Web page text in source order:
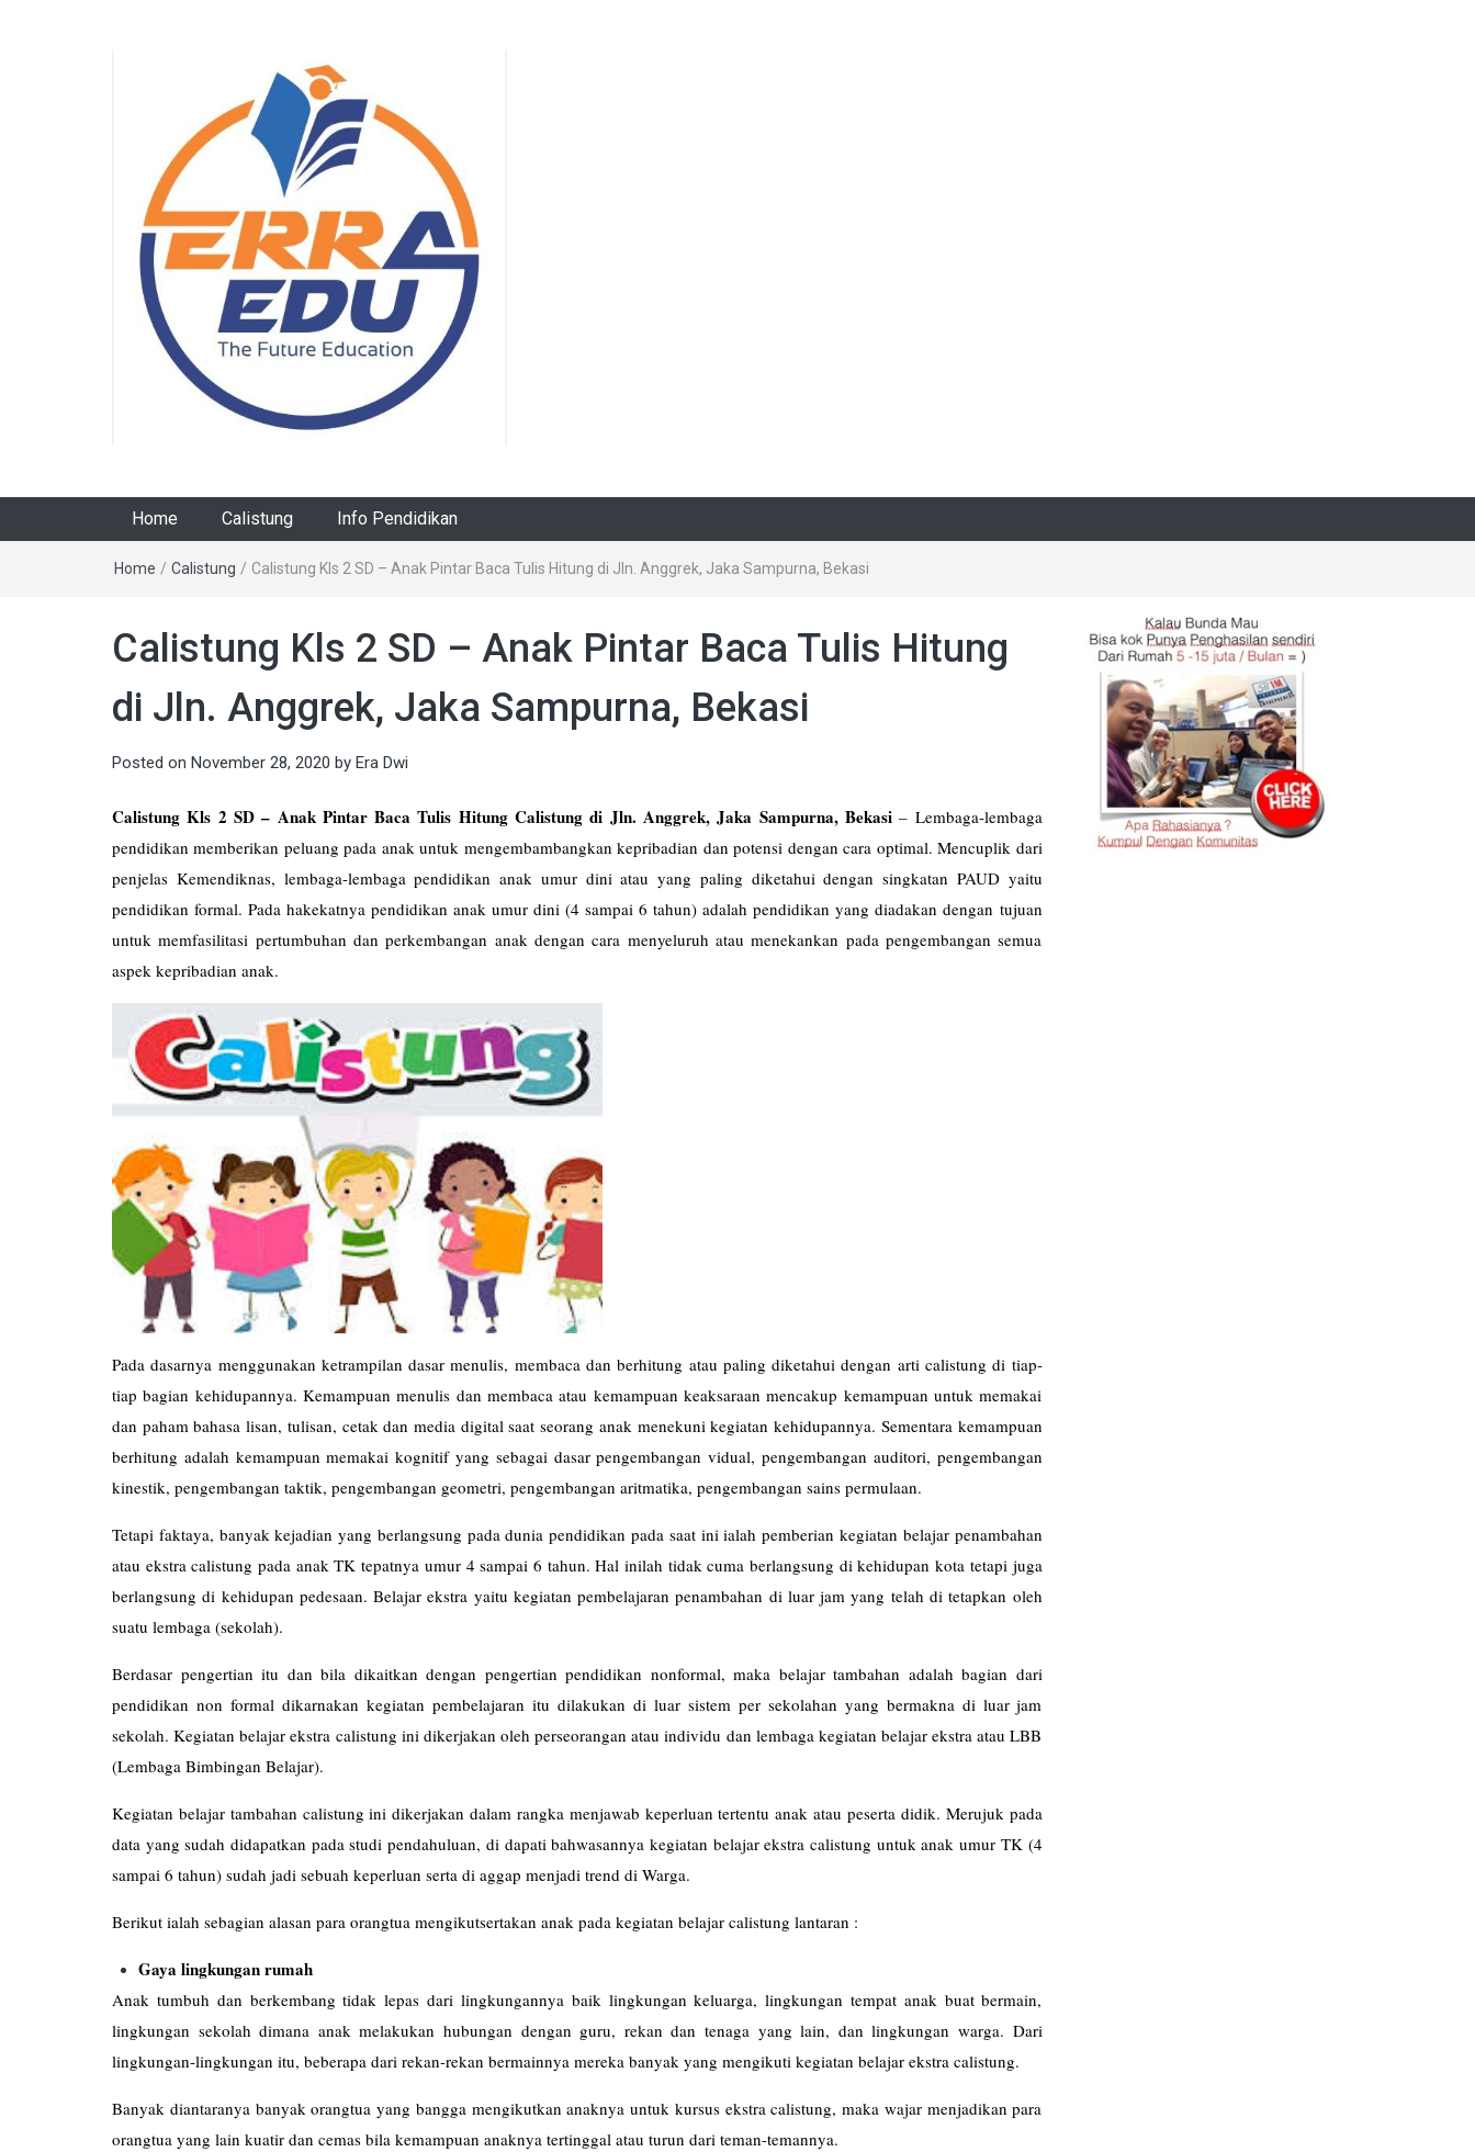
Home Calistung Info Pendidikan
Home / Calistung / Calistung Kls 2 SD – Anak Pintar Baca Tulis Hitung di Jln. Anggrek, Jaka Sampurna, Bekasi
Calistung Kls 2 SD – Anak Pintar Baca Tulis Hitung
di Jln. Anggrek, Jaka Sampurna, Bekasi
Posted on November 28, 2020 by Era Dwi
Calistung Kls 2 SD – Anak Pintar Baca Tulis Hitung Calistung di Jln. Anggrek, Jaka Sampurna, Bekasi– Lembaga-lembaga
pendidikan memberikan peluang pada anak untuk mengembambangkan kepribadian dan potensi dengan cara optimal. Mencuplik dari
penjelas Kemendiknas, lembaga-lembaga pendidikan anak umur dini atau yang paling diketahui dengan singkatan PAUD yaitu
pendidikan formal. Pada hakekatnya pendidikan anak umur dini (4 sampai 6 tahun) adalah pendidikan yang diadakan dengan tujuan
untuk memfasilitasi pertumbuhan dan perkembangan anak dengan cara menyeluruh atau menekankan pada pengembangan semua
aspek kepribadian anak.
Pada dasarnya menggunakan ketrampilan dasar menulis, membaca dan berhitung atau paling diketahui dengan arti calistung di tiap-
tiap bagian kehidupannya. Kemampuan menulis dan membaca atau kemampuan keaksaraan mencakup kemampuan untuk memakai
dan paham bahasa lisan, tulisan, cetak dan media digital saat seorang anak menekuni kegiatan kehidupannya. Sementara kemampuan
berhitung adalah kemampuan memakai kognitif yang sebagai dasar pengembangan vidual, pengembangan auditori, pengembangan
kinestik, pengembangan taktik, pengembangan geometri, pengembangan aritmatika, pengembangan sains permulaan.
Tetapi faktaya, banyak kejadian yang berlangsung pada dunia pendidikan pada saat ini ialah pemberian kegiatan belajar penambahan
atau ekstra calistung pada anak TK tepatnya umur 4 sampai 6 tahun. Hal inilah tidak cuma berlangsung di kehidupan kota tetapi juga
berlangsung di kehidupan pedesaan. Belajar ekstra yaitu kegiatan pembelajaran penambahan di luar jam yang telah di tetapkan oleh
suatu lembaga (sekolah).
Berdasar pengertian itu dan bila dikaitkan dengan pengertian pendidikan nonformal, maka belajar tambahan adalah bagian dari
pendidikan non formal dikarnakan kegiatan pembelajaran itu dilakukan di luar sistem per sekolahan yang bermakna di luar jam
sekolah. Kegiatan belajar ekstra calistung ini dikerjakan oleh perseorangan atau individu dan lembaga kegiatan belajar ekstra atau LBB
(Lembaga Bimbingan Belajar).
Kegiatan belajar tambahan calistung ini dikerjakan dalam rangka menjawab keperluan tertentu anak atau peserta didik. Merujuk pada
data yang sudah didapatkan pada studi pendahuluan, di dapati bahwasannya kegiatan belajar ekstra calistung untuk anak umur TK (4
sampai 6 tahun) sudah jadi sebuah keperluan serta di aggap menjadi trend di Warga.
Berikut ialah sebagian alasan para orangtua mengikutsertakan anak pada kegiatan belajar calistung lantaran :
Gaya lingkungan rumah
Anak tumbuh dan berkembang tidak lepas dari lingkungannya baik lingkungan keluarga, lingkungan tempat anak buat bermain,
lingkungan sekolah dimana anak melakukan hubungan dengan guru, rekan dan tenaga yang lain, dan lingkungan warga. Dari
lingkungan-lingkungan itu, beberapa dari rekan-rekan bermainnya mereka banyak yang mengikuti kegiatan belajar ekstra calistung.
Banyak diantaranya banyak orangtua yang bangga mengikutkan anaknya untuk kursus ekstra calistung, maka wajar menjadikan para
orangtua yang lain kuatir dan cemas bila kemampuan anaknya tertinggal atau turun dari teman-temannya.